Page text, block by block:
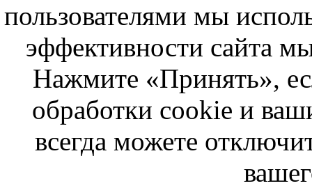
пользователями мы
эффективности сайта
Нажмите «Принять»,
обработки cookie и
всегда можете